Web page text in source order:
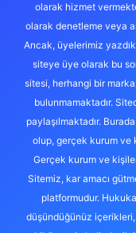
olarak hizmet
olarak denetleme veya
Ancak, üyelerimiz
siteye üye olarak bu
sitesi, herhangi bir
bulunmamaktadır.
paylaşılmaktadır.
olup, gerçek kurum ve
Gerçek kurum ve
Sitemiz, kar amacı
platformudur.
düşündüğünüz içerikleri,